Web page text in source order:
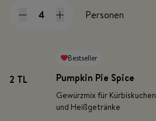
Personen
2 TL
Bestseller
Pumpkin Pie Spice
Gewürzmix für Kürbiskuchen
und Heißgetränke